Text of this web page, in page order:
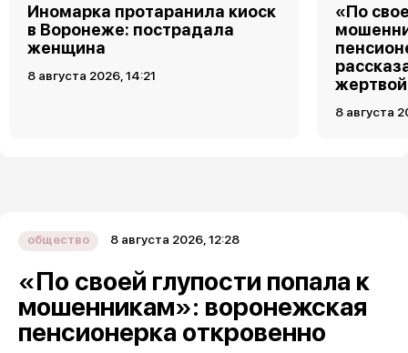
Иномарка протаранила киоск
в Воронеже: пострадала
женщина
8 августа 2026, 14:21
«По
8 августа
общество 8 августа 2026, 12:28
«По своей глупости попала к
мошенникам»: воронежская
пенсионерка откровенно